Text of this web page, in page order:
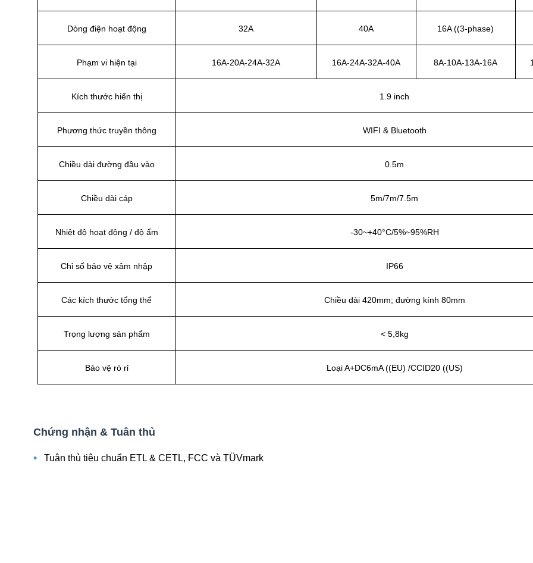
Dòng điện hoạt động 32A 40A 16A ((3-phase)
Phạm vi hiện tại 16A-20A-24A-32A 16A-24A-32A-40A 8A-10A-13A-16A
Kích thước hiển thị 1.9 inch
Phương thức truyền thông WIFI & Bluetooth
Chiều dài đường đầu vào 0.5m
Chiều dài cáp 5m/7m/7.5m
Nhiệt độ hoạt động / độ ẩm -30~+40°C/5%~95%RH
Chỉ số bảo vệ xâm nhập IP66
Các kích thước tổng thể Chiều dài 420mm; đường kính 80mm
Trọng lượng sản phẩm < 5,8kg
Bảo vệ rò rỉ Loại A+DC6mA ((EU) /CCID20 ((US)
Chứng nhận & Tuân thủ
• Tuân thủ tiêu chuẩn ETL & CETL, FCC và TÜVmark